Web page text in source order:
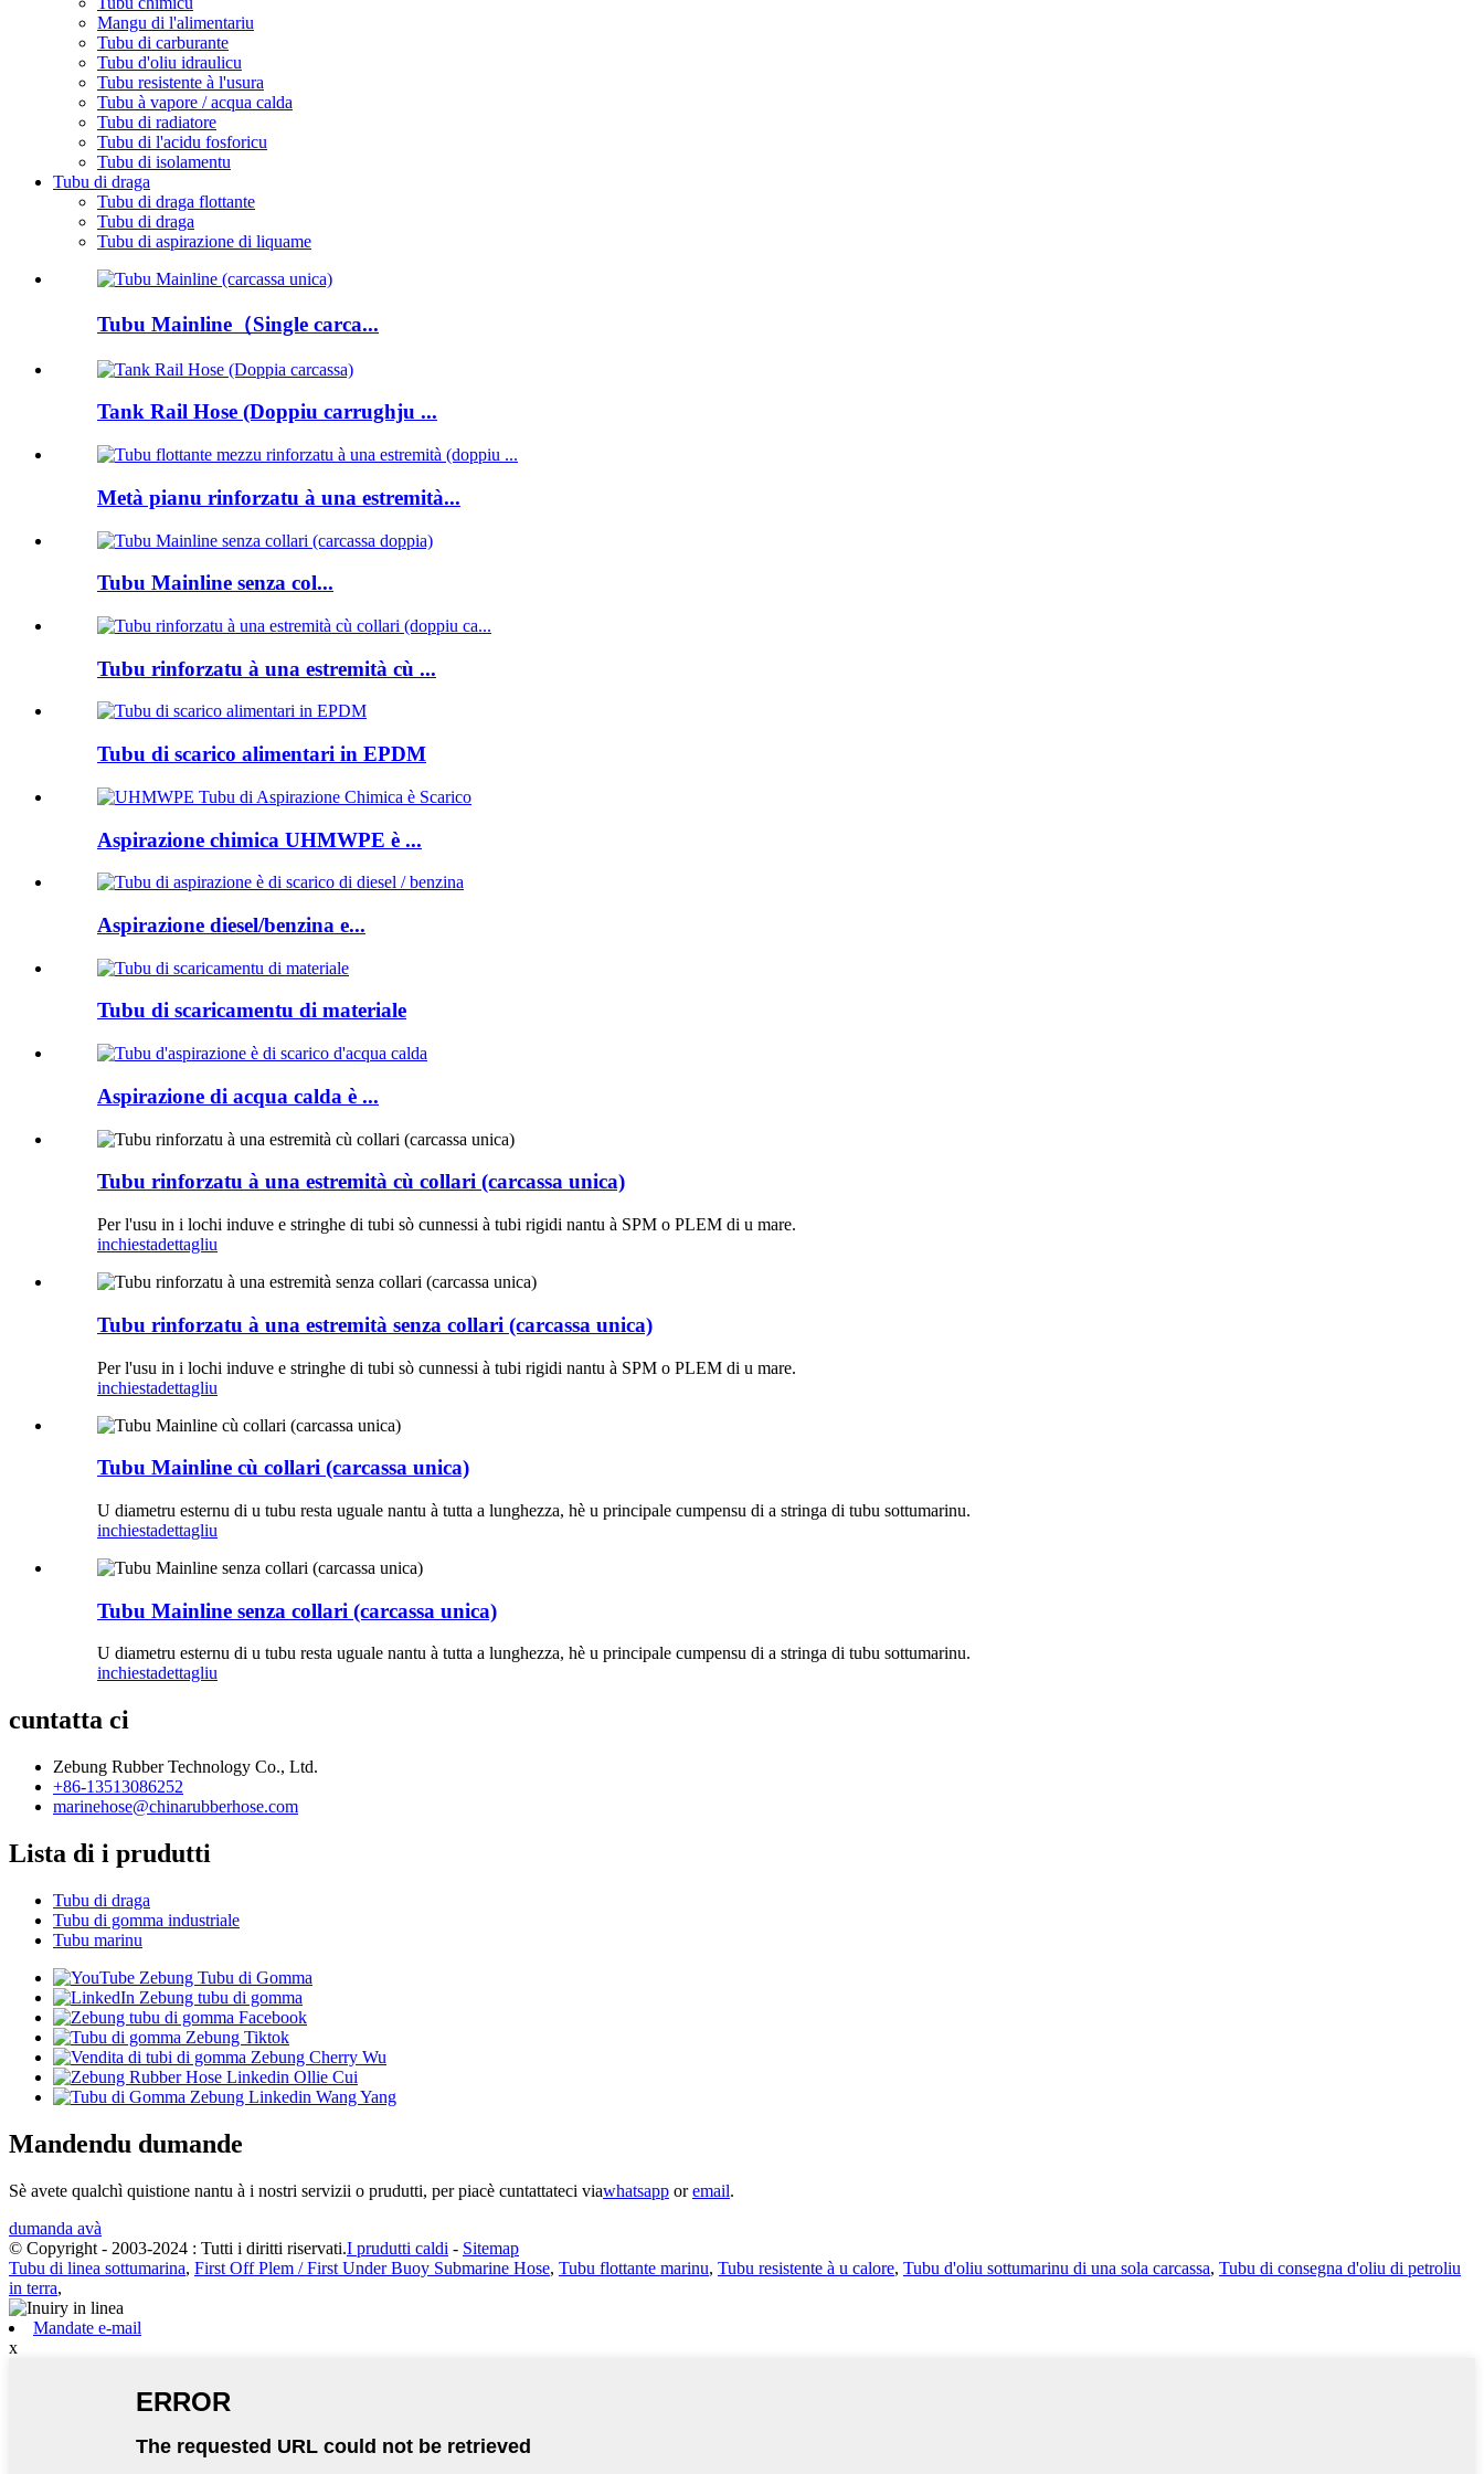
Mangu di l'alimentariu
Tubu di carburante
Tubu d'oliu idraulicu
Tubu resistente à l'usura
Tubu à vapore / acqua calda
Tubu di radiatore
Tubu di l'acidu fosforicu
Tubu di isolamentu
Tubu di draga
Tubu di draga flottante
Tubu di draga
Tubu di aspirazione di liquame
Tubu Mainline（Single carca...
Tank Rail Hose (Doppiu carrughju ...
Metà pianu rinforzatu à una estremità...
Tubu Mainline senza col...
Tubu rinforzatu à una estremità cù ...
Tubu di scarico alimentari in EPDM
Aspirazione chimica UHMWPE è ...
Aspirazione diesel/benzina e...
Tubu di scaricamentu di materiale
Aspirazione di acqua calda è ...
Tubu rinforzatu à una estremità cù collari (carcassa unica)
Per l'usu in i lochi induve e stringhe di tubi sò cunnessi à tubi rigidi nantu à SPM o PLEM di u mare.
inchiestadettagliu
Tubu rinforzatu à una estremità senza collari (carcassa unica)
Per l'usu in i lochi induve e stringhe di tubi sò cunnessi à tubi rigidi nantu à SPM o PLEM di u mare.
inchiestadettagliu
Tubu Mainline cù collari (carcassa unica)
U diametru esternu di u tubu resta uguale nantu à tutta a lunghezza, hè u principale cumpensu di a stringa di tubu sottumarinu.
inchiestadettagliu
Tubu Mainline senza collari (carcassa unica)
U diametru esternu di u tubu resta uguale nantu à tutta a lunghezza, hè u principale cumpensu di a stringa di tubu sottumarinu.
inchiestadettagliu
cuntatta ci
Zebung Rubber Technology Co., Ltd.
+86-13513086252
marinehose@chinarubberhose.com
Lista di i prudutti
Tubu di draga
Tubu di gomma industriale
Tubu marinu
Mandendu dumande
Sè avete qualchì quistione nantu à i nostri servizii o prudutti, per piacè cuntattateci viawhatsapp oremail.
dumanda avà
© Copyright - 2003-2024 : Tutti i diritti riservati.I prudutti caldi - Sitemap
Tubu di linea sottumarina, First Off Plem / First Under Buoy Submarine Hose, Tubu flottante marinu, Tubu resistente à u calore, Tubu d'oliu sottumarinu di una sola carcassa, Tubu di consegna d'oliu di petroliu
in terra,
Mandate e-mail
x